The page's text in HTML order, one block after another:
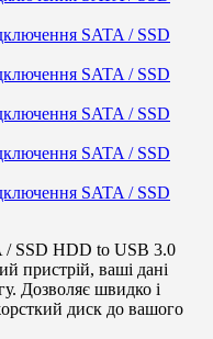
/ SSD HDD to USB 3.0
пристрій, ваші дані
Дозволяє швидко і
диск до вашого